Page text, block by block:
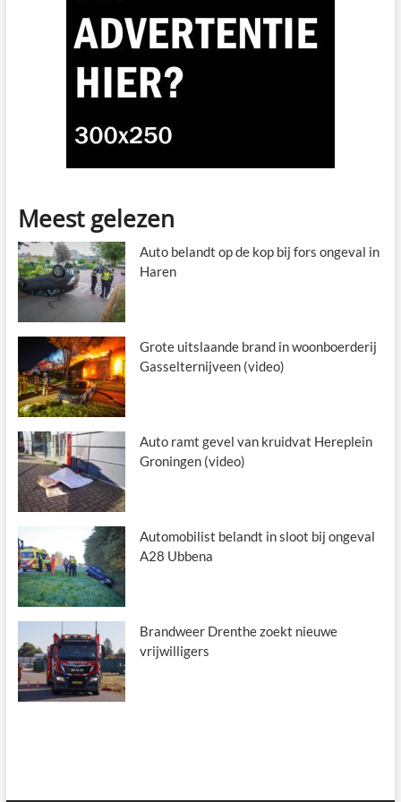
Meest gelezen
Auto belandt op de kop bij fors ongeval in
Haren
Grote uitslaande brand in woonboerderij
Gasselternijveen (video)
Auto ramt gevel van kruidvat Hereplein
Groningen (video)
Automobilist belandt in sloot bij ongeval
A28 Ubbena
Brandweer Drenthe zoekt nieuwe
vrijwilligers